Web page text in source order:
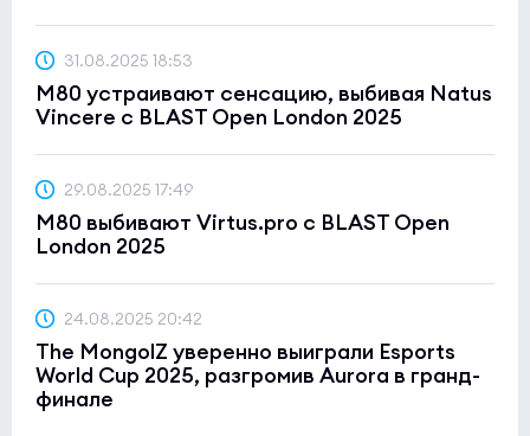
31.08.2025 18:53
M80 устраивают сенсацию, выбивая Natus
Vincere с BLAST Open London 2025
29.08.2025 17:49
M80 выбивают Virtus.pro с BLAST Open
London 2025
24.08.2025 20:42
The MongolZ уверенно выиграли Esports
World Cup 2025, разгромив Aurora в гранд-
финале